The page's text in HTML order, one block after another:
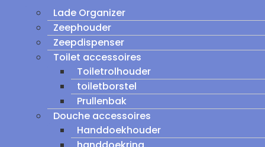
Lade Organizer
Zeephouder
Zeepdispenser
Toilet accessoires
Toiletrolhouder
toiletborstel
Prullenbak
Douche accessoires
Handdoekhouder